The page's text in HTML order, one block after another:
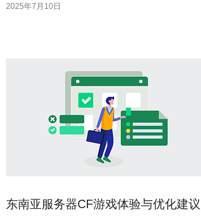
会，因此选择在这里托管服务器可以更好地服务当地和国
2025年7月10日
东南亚服务器CF游戏体验与优化建议